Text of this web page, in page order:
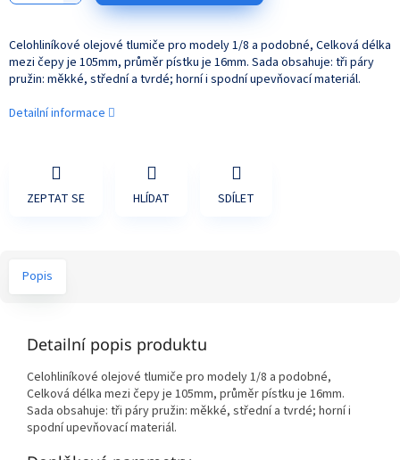
Celohliníkové olejové tlumiče pro modely 1/8 a podobné, Celková délka
mezi čepy je 105mm, průměr pístku je 16mm. Sada obsahuje: tři páry
pružin: měkké, střední a tvrdé; horní i spodní upevňovací materiál.
Detailní informace
ZEPTAT SE HLÍDAT SDÍLET
Popis
Detailní popis produktu
Celohliníkové olejové tlumiče pro modely 1/8 a podobné,
Celková délka mezi čepy je 105mm, průměr pístku je 16mm.
Sada obsahuje: tři páry pružin: měkké, střední a tvrdé; horní i
spodní upevňovací materiál.